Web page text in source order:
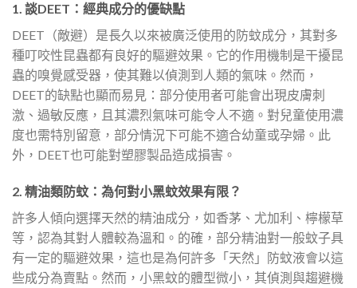
1. 談DEET：經典成分的優缺點
DEET（敵避）是長久以來被廣泛使用的防蚊成分，其對多
種叮咬性昆蟲都有良好的驅避效果。它的作用機制是干擾昆
蟲的嗅覺感受器，使其難以偵測到人類的氣味。然而，
DEET的缺點也顯而易見：部分使用者可能會出現皮膚刺
激、過敏反應，且其濃烈氣味可能令人不適。對兒童使用濃
度也需特別留意，部分情況下可能不適合幼童或孕婦。此
外，DEET也可能對塑膠製品造成損害。
2. 精油類防蚊：為何對小黑蚊效果有限？
許多人傾向選擇天然的精油成分，如香茅、尤加利、檸檬草
等，認為其對人體較為溫和。的確，部分精油對一般蚊子具
有一定的驅避效果，這也是為何許多「天然」防蚊液會以這
些成分為賣點。然而，小黑蚊的體型微小，其偵測與趨避機